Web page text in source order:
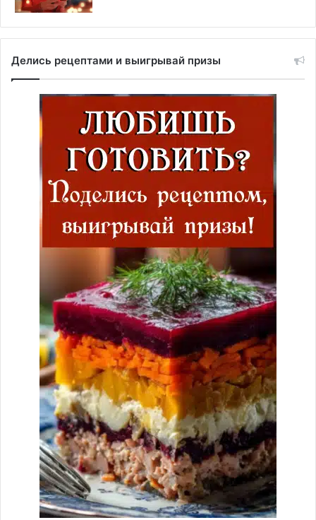
Делись рецептами и выигрывай призы